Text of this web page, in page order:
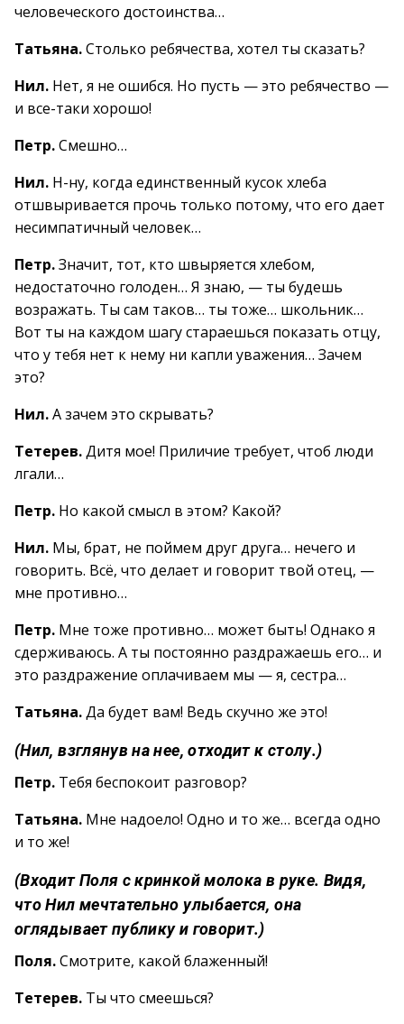
человеческого достоинства…
Татьяна.Столько ребячества, хотел ты сказать?
Нил. Нет, я не ошибся. Но пусть — это ребячество —
и все-таки хорошо!
Петр.Смешно…
Нил. Н-ну, когда единственный кусок хлеба
отшвыривается прочь только потому, что его дает
несимпатичный человек…
Петр.Значит, тот, кто швыряется хлебом,
недостаточно голоден… Я знаю, — ты будешь
возражать. Ты сам таков… ты тоже… школьник…
Вот ты на каждом шагу стараешься показать отцу,
что у тебя нет к нему ни капли уважения… Зачем
это?
Нил.А зачем это скрывать?
Тетерев.Дитя мое! Приличие требует, чтоб люди
лгали…
Петр. Но какой смысл в этом? Какой?
Нил. Мы, брат, не поймем друг друга… нечего и
говорить. Всё, что делает и говорит твой отец, —
мне противно…
Петр. Мне тоже противно… может быть! Однако я
сдерживаюсь. А ты постоянно раздражаешь его… и
это раздражение оплачиваем мы — я, сестра…
Татьяна.Да будет вам! Ведь скучно же это!
(Нил, взглянув на нее, отходит к столу.)
Петр. Тебя беспокоит разговор?
Татьяна. Мне надоело! Одно и то же… всегда одно
и то же!
(Входит Поля с кринкой молока в руке. Видя,
что Нил мечтательно улыбается, она
оглядывает публику и говорит.)
Поля.Смотрите, какой блаженный!
Тетерев. Ты что смеешься?